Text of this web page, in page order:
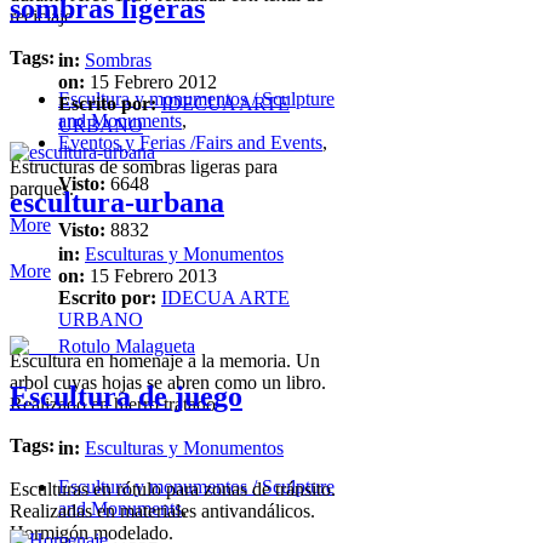
reciclaje.
Tags:
Escultura y monumentos / Sculpture
and Monuments,
Eventos y Ferias /Fairs and Events,
Visto: 6648
More
sombras ligeras
in: Sombras
on: 15 Febrero 2012
Escrito por:IDECUA ARTE
URBANO
Estructuras de sombras ligeras para
parques.
Visto: 8832
More
escultura-urbana
in: Esculturas y Monumentos
on: 15 Febrero 2013
Escrito por: IDECUA ARTE
URBANO
Escultura en homenaje a la memoria. Un
arbol cuyas hojas se abren como un libro.
Realizado en hierro tratado
Tags:
Escultura y monumentos / Sculpture
and Monuments,
Escultura de juego
in: Esculturas y Monumentos
Esculturas en rótulo para zonas de tránsito.
Realizadas en materiales antivandálicos.
Hormigón modelado.